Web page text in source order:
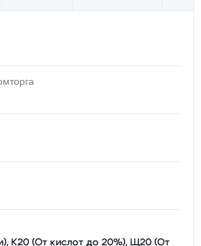
К20 (От кислот до 20%), Щ20 (От